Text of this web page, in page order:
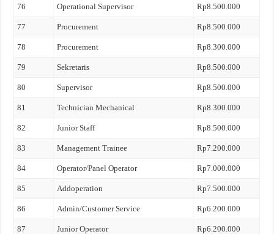
76 Operational Supervisor Rp8.500.000
77 Procurement Rp8.500.000
78 Procurement Rp8.300.000
79 Sekretaris Rp8.500.000
80 Supervisor Rp8.500.000
81 Technician Mechanical Rp8.300.000
82 Junior Staff Rp8.500.000
83 Management Trainee Rp7.200.000
84 Operator/Panel Operator Rp7.000.000
85 Addoperation Rp7.500.000
86 Admin/Customer Service Rp6.200.000
87 Junior Operator Rp6.200.000